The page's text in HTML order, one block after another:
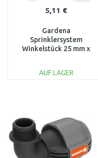
5,11 €
Gardena
Sprinklersystem
Winkelstück 25 mm x
AUF LAGER